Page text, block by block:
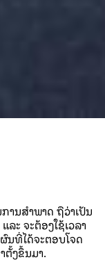
ານສໍາພາດ ຖືວ່າເປັນ
ະ ຈະຕ້ອງໃຊ້ເວລາ
ທີ່ໄດ້ຈະຕອບໂຈດ
ຕັ້ງຂຶ້ນມາ.